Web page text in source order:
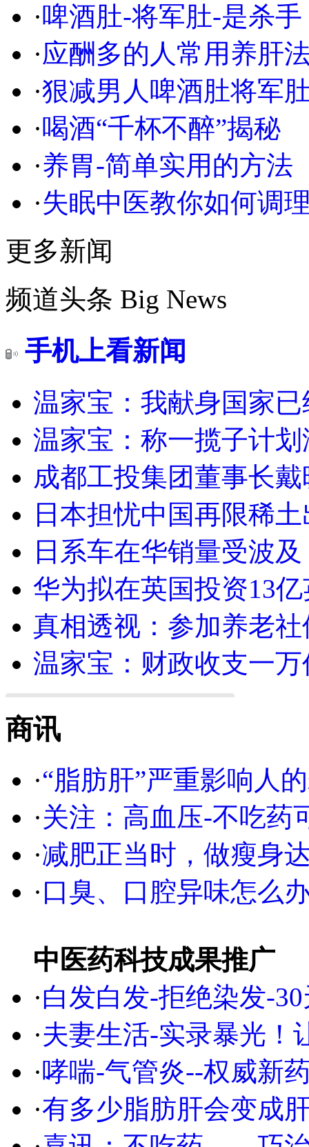
·啤酒肚-将军肚-是杀手
·应酬多的人常用养肝
·狠减男人啤酒肚将军
·喝酒“千杯不醉”揭秘
·养胃-简单实用的方法
·失眠中医教你如何调
更多新闻
频道头条 Big News
手机上看新闻
温家宝：我献身国家
温家宝：称一揽子计
成都工投集团董事长
日本担忧中国再限稀
日系车在华销量受波
华为拟在英国投资13
真相透视：参加养老
温家宝：财政收支一
商讯
·“脂肪肝”严重影响人
·关注：高血压-不吃药
·减肥正当时，做瘦身
·口臭、口腔异味怎么
中医药科技成果推广
·白发白发-拒绝染发-
·夫妻生活-实录暴光！
·哮喘-气管炎--权威新
·有多少脂肪肝会变成